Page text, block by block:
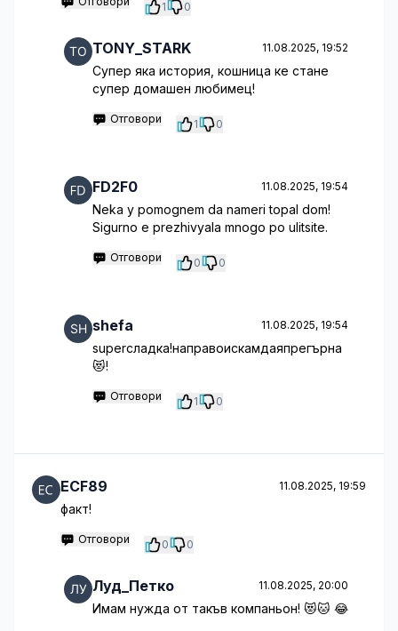
1 0
TONY_STARK 11.08.2025, 19:52
Супер яка история, кошница ке стане
супер домашен любимец!
Отговори 1 0
FD2F0 11.08.2025, 19:54
Neka y pomognem da nameri topal dom!
Sigurno e prezhivyala mnogo po ulitsite.
Отговори 0 0
shefa 11.08.2025, 19:54
superсладка!направоискамдаяпрегърна
😻!
Отговори 1 0
ECF89 11.08.2025, 19:59
факт!
Отговори 0 0
Луд_Петко 11.08.2025, 20:00
Имам нужда от такъв компаньон! 😻🐱 😂